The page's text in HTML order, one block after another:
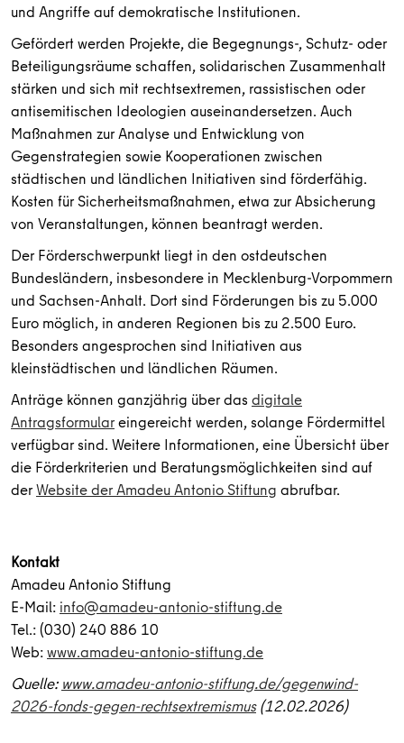
und Angriffe auf demokratische Institutionen.
Gefördert werden Projekte, die Begegnungs-, Schutz- oder
Beteiligungsräume schaffen, solidarischen Zusammenhalt
stärken und sich mit rechtsextremen, rassistischen oder
antisemitischen Ideologien auseinandersetzen. Auch
Maßnahmen zur Analyse und Entwicklung von
Gegenstrategien sowie Kooperationen zwischen
städtischen und ländlichen Initiativen sind förderfähig.
Kosten für Sicherheitsmaßnahmen, etwa zur Absicherung
von Veranstaltungen, können beantragt werden.
Der Förderschwerpunkt liegt in den ostdeutschen
Bundesländern, insbesondere in Mecklenburg-Vorpommern
und Sachsen-Anhalt. Dort sind Förderungen bis zu 5.000
Euro möglich, in anderen Regionen bis zu 2.500 Euro.
Besonders angesprochen sind Initiativen aus
kleinstädtischen und ländlichen Räumen.
Anträge können ganzjährig über das digitale
Antragsformulareingereicht werden, solange Fördermittel
verfügbar sind. Weitere Informationen, eine Übersicht über
die Förderkriterien und Beratungsmöglichkeiten sind auf
derWebsite der Amadeu Antonio Stiftung abrufbar.
Kontakt
Amadeu Antonio Stiftung
E-Mail: info@amadeu-antonio-stiftung.de
Tel.: (030) 240 886 10
Web:www.amadeu-antonio-stiftung.de
Quelle: www.amadeu-antonio-stiftung.de/gegenwind-
2026-fonds-gegen-rechtsextremismus(12.02.2026)